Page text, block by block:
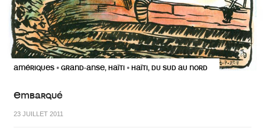
AMÉRIQUES • GRAND-ANSE, HAÏTI • HAÏTI, DU SUD AU NORD
Embarqué
23 JUILLET 2011